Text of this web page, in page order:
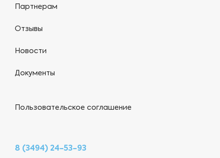
Партнерам
Отзывы
Новости
Документы
Пользовательское соглашение
8 (3494) 24-53-93